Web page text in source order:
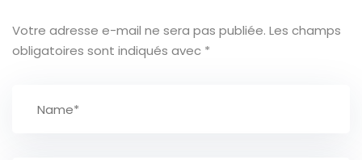
Votre adresse e-mail ne sera pas publiée. Les champs
obligatoires sont indiqués avec *